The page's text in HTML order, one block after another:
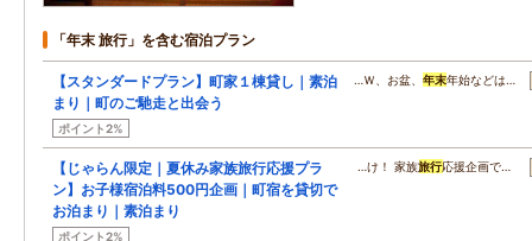
「年末 旅行」を含む宿泊プラン
【スタンダードプラン】町家１棟貸し｜素泊
まり｜町のご馳走と出会う
ポイント2%
…Ｗ、お盆、 年末年始などは…
【じゃらん限定｜夏休み家族旅行応援プラ
ン】お子様宿泊料500円企画｜町宿を貸切で
お泊まり｜素泊まり
ポイント2%
…け！ 家族旅行応援企画で…